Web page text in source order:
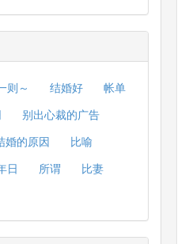
则～ 结婚好
帐单
别出心裁的广告
婚的原因
比喻
日 所谓
比妻